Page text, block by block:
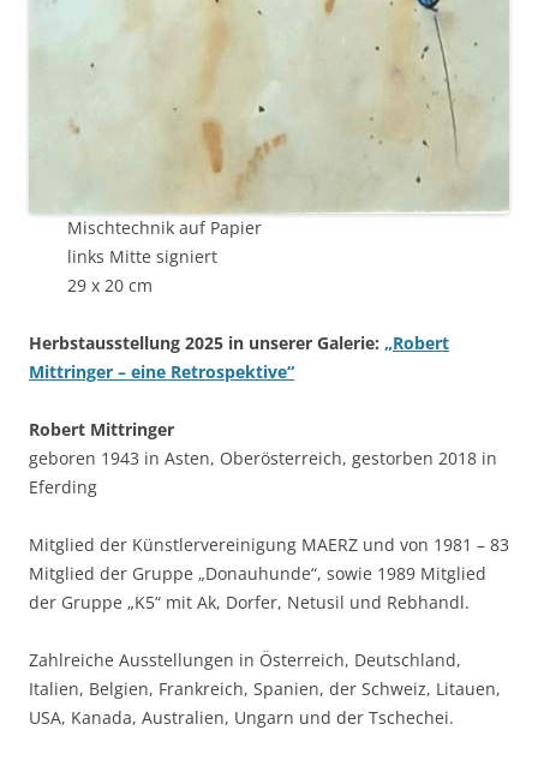
Mischtechnik auf Papier
links Mitte signiert
29 x 20 cm
Herbstausstellung 2025 in unserer Galerie: „Robert
Mittringer – eine Retrospektive“
Robert Mittringer
geboren 1943 in Asten, Oberösterreich, gestorben 2018 in
Eferding
Mitglied der Künstlervereinigung MAERZ und von 1981 – 83
Mitglied der Gruppe „Donauhunde“, sowie 1989 Mitglied
der Gruppe „K5“ mit Ak, Dorfer, Netusil und Rebhandl.
Zahlreiche Ausstellungen in Österreich, Deutschland,
Italien, Belgien, Frankreich, Spanien, der Schweiz, Litauen,
USA, Kanada, Australien, Ungarn und der Tschechei.